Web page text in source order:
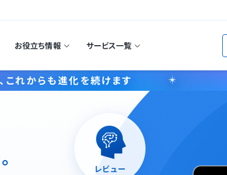
お役立ち情報 サービス一覧
れからも進化を続けます